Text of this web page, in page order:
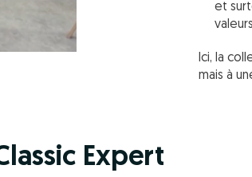
et
Ici, la
mais à
Expert